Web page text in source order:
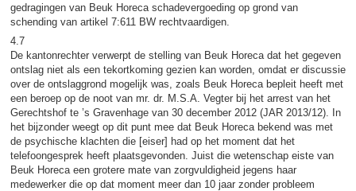
gedragingen van Beuk Horeca schadevergoeding op grond van
schending van artikel 7:611 BW rechtvaardigen.
4.7
De kantonrechter verwerpt de stelling van Beuk Horeca dat het gegeven
ontslag niet als een tekortkoming gezien kan worden, omdat er discussie
over de ontslaggrond mogelijk was, zoals Beuk Horeca bepleit heeft met
een beroep op de noot van mr. dr. M.S.A. Vegter bij het arrest van het
Gerechtshof te ’s Gravenhage van 30 december 2012 (JAR 2013/12). In
het bijzonder weegt op dit punt mee dat Beuk Horeca bekend was met
de psychische klachten die [eiser] had op het moment dat het
telefoongesprek heeft plaatsgevonden. Juist die wetenschap eiste van
Beuk Horeca een grotere mate van zorgvuldigheid jegens haar
medewerker die op dat moment meer dan 10 jaar zonder probleem